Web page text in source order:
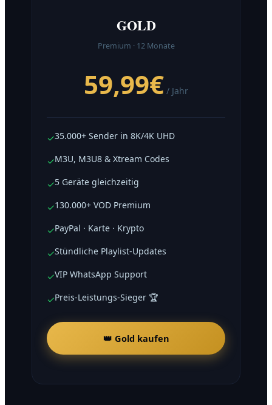
GOLD
Premium · 12 Monate
59,99€ / Jahr
✓35.000+ Sender in 8K/4K UHD
✓M3U, M3U8 & Xtream Codes
✓5 Geräte gleichzeitig
✓130.000+ VOD Premium
✓PayPal · Karte · Krypto
✓Stündliche Playlist-Updates
✓VIP WhatsApp Support
✓Preis-Leistungs-Sieger 🏆
👑 Gold kaufen